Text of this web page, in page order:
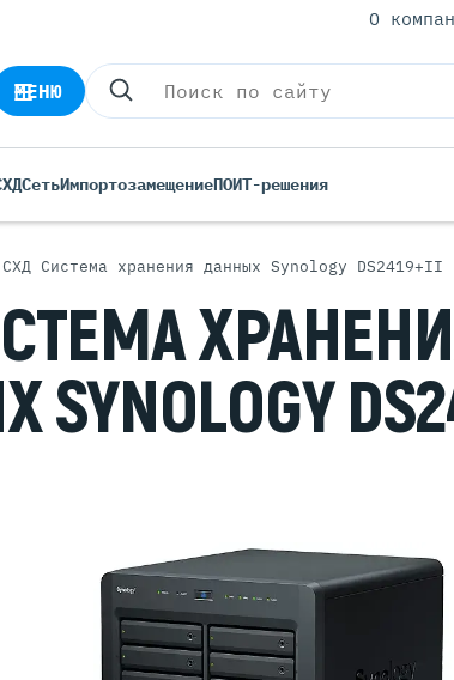
Rack Серверы
Tower Серверы
Российские Серверы
Б/У Серверы
Серверы DELL
DELL G17
О
МЕНЮ
СетьИмпортозамещениеПОИТ-решения
СХД Система хранения данных Synology DS2419+II
SYNOLOGY